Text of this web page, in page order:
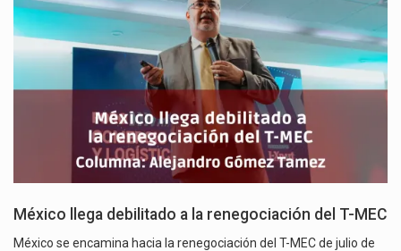
México llega debilitado a la renegociación del T-MEC
México se encamina hacia la renegociación del T-MEC de julio de